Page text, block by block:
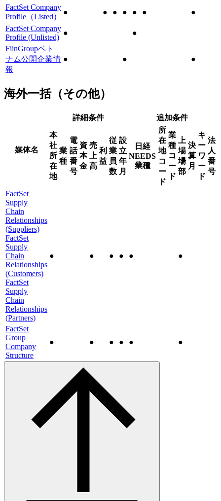
FactSet Company
Profile（Listed）
● ● ● ● ● ●
●
FactSet Company
Profile (Unlisted)
●
●
FiinGroupベト
ナム公開企業情
報
● ● ●
海外一括（その他）
媒体名
詳細条件 追加条件
本
社
所
在
地
業
種
電
話
番
号
資
本
金
売
上
高
利
益
従
業
員
数
設
立
年
月
日経
NEEDS
業種
所
在
地
コ
ー
ド
業
種
コ
ー
ド
上
場
場
部
決
算
月
キ
ー
ワ
ー
ド
法
人
番
号
FactSet
Supply
Chain
Relationships
(Suppliers)
FactSet
Supply
Chain
Relationships
(Customers)
FactSet
Supply
Chain
Relationships
(Partners)
● ● ● ● ● ●
FactSet
Group
Company
Structure
● ● ● ● ● ●